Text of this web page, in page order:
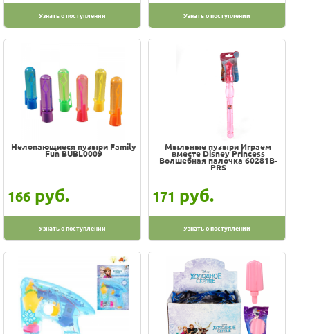
Узнать о поступлении Узнать о поступлении
Нелопающиеся пузыри Family
Fun BUBL0009
166 руб.
Узнать о поступлении
Мыльные пузыри Играем
вместе Disney Princess
Волшебная палочка 60281B-
PRS
171 руб.
Узнать о поступлении